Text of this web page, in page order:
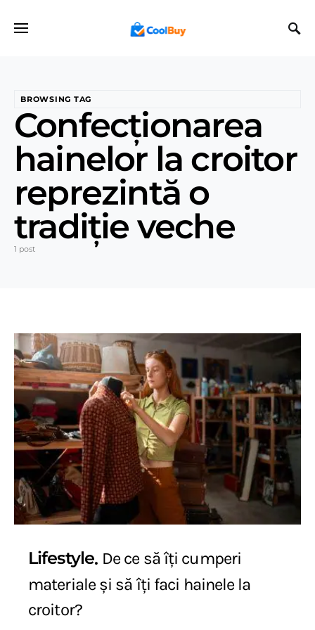
BROWSING TAG
Confecționarea
hainelor la croitor
reprezintă o
tradiție veche
1 post
Lifestyle De ce să îți cumperi
materiale și să îți faci hainele la
croitor?